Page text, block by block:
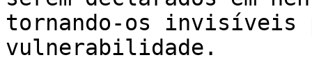
tornando-os invisíveis
vulnerabilidade.